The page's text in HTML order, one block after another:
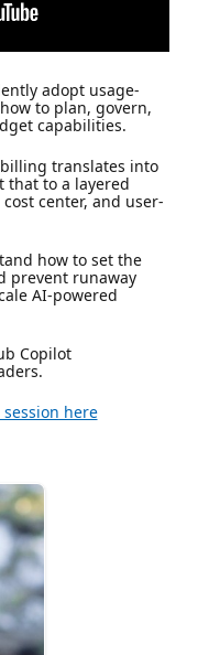
adopt usage-
to plan, govern,
capabilities.
translates into
that to a layered
center, and user-
how to set the
prevent runaway
AI-powered
Copilot
here